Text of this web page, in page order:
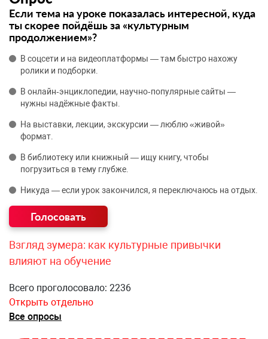
Если тема на уроке показалась интересной, куда
ты скорее пойдёшь за «культурным
продолжением»?
В соцсети и на видеоплатформы — там быстро нахожу
ролики и подборки.
В онлайн‑энциклопедии, научно‑популярные сайты —
нужны надёжные факты.
На выставки, лекции, экскурсии — люблю «живой»
формат.
В библиотеку или книжный — ищу книгу, чтобы
погрузиться в тему глубже.
Никуда — если урок закончился, я переключаюсь на отдых.
Взгляд зумера: как культурные привычки
влияют на обучение
Всего проголосовало: 2236
Открыть отдельно
Все опросы